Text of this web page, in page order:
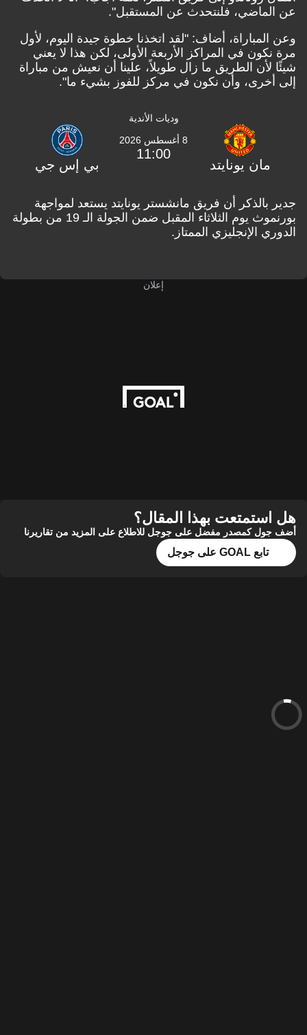
عن الماضي، فلنتحدث عن المستقبل".
وعن المباراة، أضاف: "لقد اتخذنا خطوة جيدة اليوم، لأول
مرة نكون في المراكز الأربعة الأولى، لكن هذا لا يعني
شيئًا لأن الطريق ما زال طويلاً، علينا أن نعيش من مباراة
إلى أخرى، وأن نكون في مركز للفوز بشيء ما".
وديات الأندية
مان يونايتد
8 أغسطس 2026
11:00
بي إس جي
جدير بالذكر أن فريق مانشستر يونايتد يستعد لمواجهة
بورنموث يوم الثلاثاء المقبل ضمن الجولة الـ 19 من بطولة
الدوري الإنجليزي الممتاز.
إعلان
هل استمتعت بهذا المقال؟
أضف جول كمصدر مفضل على جوجل للاطلاع على المزيد من تقاريرنا
تابع GOAL على جوجل